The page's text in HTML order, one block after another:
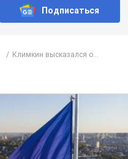
Подписаться
Климкин высказался о...